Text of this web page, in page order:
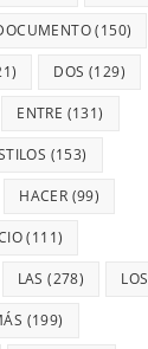
(150)
DOS (129)
ENTRE (131)
(153)
HACER (99)
(111)
LAS (278) LOS
(199)